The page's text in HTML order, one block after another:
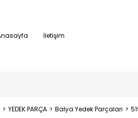
İletişim
YEDEK PARÇA Balya Yedek Parçaları